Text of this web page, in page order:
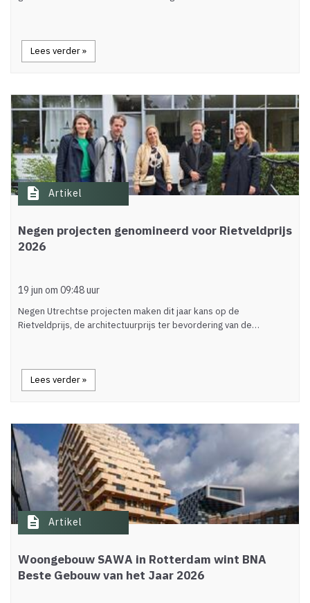
Lees verder »
description Artikel
Negen projecten genomineerd voor Rietveldprijs
2026
19 jun om 09:48 uur
Negen Utrechtse projecten maken dit jaar kans op de
Rietveldprijs, de architectuurprijs ter bevordering van de…
Lees verder »
description Artikel
Woongebouw SAWA in Rotterdam wint BNA
Beste Gebouw van het Jaar 2026